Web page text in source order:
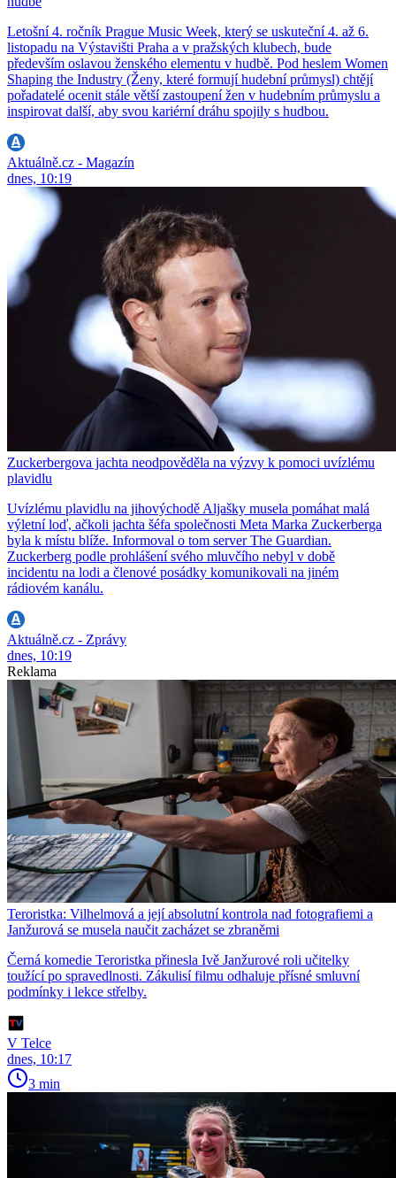
Letošní 4. ročník Prague Music Week, který se uskuteční 4. až 6.
listopadu na Výstavišti Praha a v pražských klubech, bude
především oslavou ženského elementu v hudbě. Pod heslem Women
Shaping the Industry (Ženy, které formují hudební průmysl) chtějí
pořadatelé ocenit stále větší zastoupení žen v hudebním průmyslu a
inspirovat další, aby svou kariérní dráhu spojily s hudbou.
Aktuálně.cz - Magazín
dnes, 10:19
Zuckerbergova jachta neodpověděla na výzvy k pomoci uvízlému
plavidlu
Uvízlému plavidlu na jihovýchodě Aljašky musela pomáhat malá
výletní loď, ačkoli jachta šéfa společnosti Meta Marka Zuckerberga
byla k místu blíže. Informoval o tom server The Guardian.
Zuckerberg podle prohlášení svého mluvčího nebyl v době
incidentu na lodi a členové posádky komunikovali na jiném
rádiovém kanálu.
Aktuálně.cz - Zprávy
dnes, 10:19
Reklama
Teroristka: Vilhelmová a její absolutní kontrola nad fotografiemi a
Janžurová se musela naučit zacházet se zbraněmi
Černá komedie Teroristka přinesla Ivě Janžurové roli učitelky
toužící po spravedlnosti. Zákulisí filmu odhaluje přísné smluvní
podmínky i lekce střelby.
V Telce
dnes, 10:17
3 min